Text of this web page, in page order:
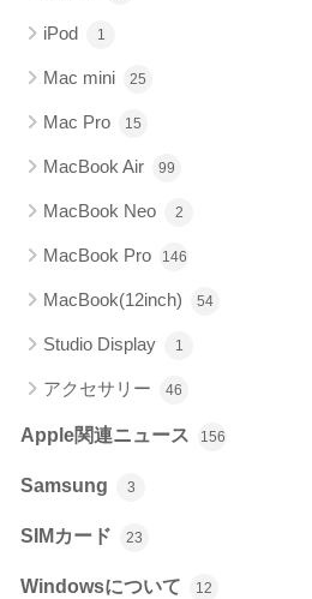
iPod 1
Mac mini 25
Mac Pro 15
MacBook Air 99
MacBook Neo 2
MacBook Pro 146
MacBook(12inch) 54
Studio Display 1
アクセサリー 46
Apple関連ニュース 156
Samsung 3
SIMカード 23
Windowsについて 12